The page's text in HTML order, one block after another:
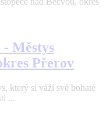
Městys
Přerov
který si váží své bohaté
...